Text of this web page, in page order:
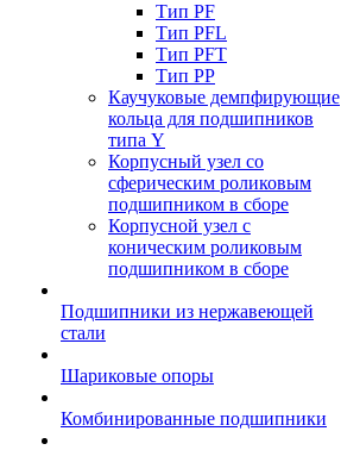
Тип PF
Тип PFL
Тип PFT
Тип PP
Каучуковые демпфирующие
кольца для подшипников
типа Y
Корпусный узел со
сферическим роликовым
подшипником в сборе
Корпусной узел с
коническим роликовым
подшипником в сборе
Подшипники из нержавеющей
стали
Шариковые опоры
Комбинированные подшипники